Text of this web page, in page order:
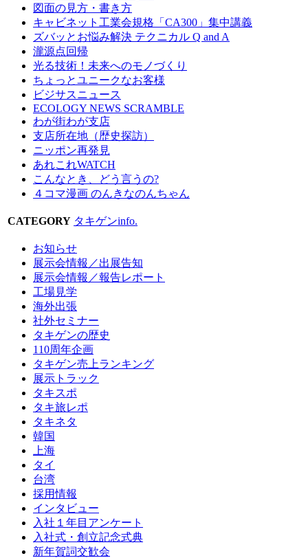
図面の見方・書き方
キャビネット工業会規格「CA300」集中講義
ズバッとお悩み解決 テクニカル Q and A
瀧源点回帰
光る技術！未来へのモノづくり
ちょっとユニークなお客様
ビジサスニュース
ECOLOGY NEWS SCRAMBLE
わが街わが支店
支店所在地（歴史探訪）
ニッポン再発見
あれこれWATCH
こんなとき、どう言うの?
４コマ漫画 のんきなのんちゃん
CATEGORY タキゲンinfo.
お知らせ
展示会情報／出展告知
展示会情報／報告レポート
工場見学
海外出張
社外セミナー
タキゲンの歴史
110周年企画
タキゲン売上ランキング
展示トラック
タキスポ
タキ旅レポ
タキネタ
韓国
上海
タイ
台湾
採用情報
インタビュー
入社１年目アンケート
入社式・創立記念式典
新年賀詞交歓会